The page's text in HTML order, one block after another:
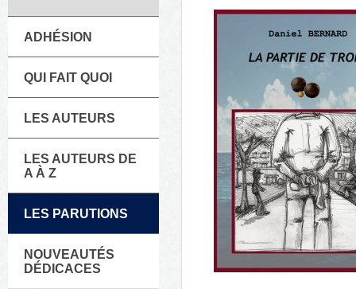
ADHÉSION
QUI FAIT QUOI
LES AUTEURS
LES AUTEURS DE
A À Z
LES PARUTIONS
NOUVEAUTÉS
DÉDICACES